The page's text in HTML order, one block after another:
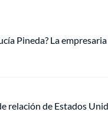
Pineda? La
relación de Estados